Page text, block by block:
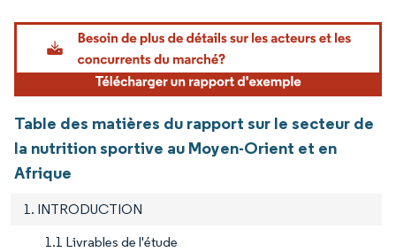
Image © Mordor Intelligence. La réutilisation nécessite une attribution sous CC BY
Table des matières du rapport sur le secteur de
la nutrition sportive au Moyen-Orient et en
Afrique
1. INTRODUCTION
1.1 Livrables de l'étude